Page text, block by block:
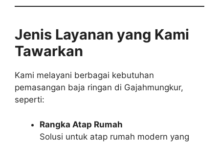
Jenis Layanan yang Kami
Tawarkan
Kami melayani berbagai kebutuhan
pemasangan baja ringan di Gajahmungkur,
seperti:
Rangka Atap Rumah
Solusi untuk atap rumah modern yang